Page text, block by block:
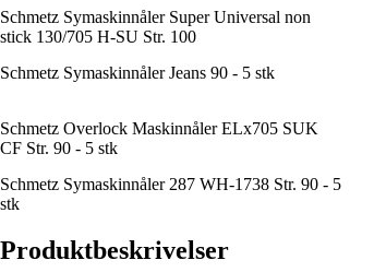
Schmetz Symaskinnåler Super Universal non
stick 130/705 H-SU Str. 100
Schmetz Symaskinnåler Jeans 90 - 5 stk
Schmetz Overlock Maskinnåler ELx705 SUK
CF Str. 90 - 5 stk
Schmetz Symaskinnåler 287 WH-1738 Str. 90 - 5
stk
Produktbeskrivelser